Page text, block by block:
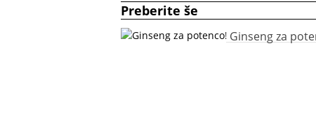
Preberite še
Ginseng za